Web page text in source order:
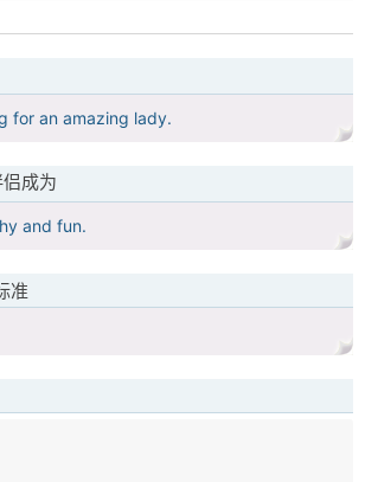
for an amazing lady.
成为
and fun.
准